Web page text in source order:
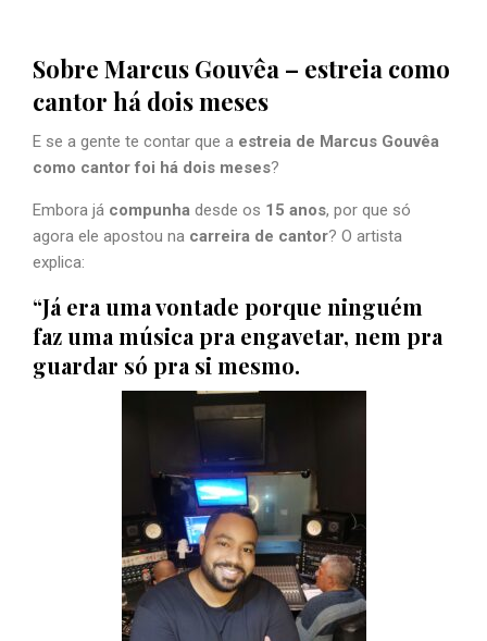
Sobre Marcus Gouvêa – estreia como
cantor há dois meses
E se a gente te contar que a estreia de Marcus Gouvêa
como cantor foi há dois meses?
Embora já compunha desde os 15 anos, por que só
agora ele apostou na carreira de cantor? O artista
explica:
“Já era uma vontade porque ninguém
faz uma música pra engavetar, nem pra
guardar só pra si mesmo.